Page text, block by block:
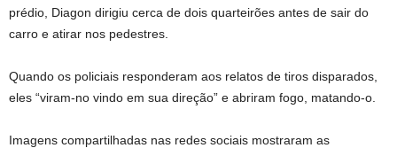
prédio, Diagon dirigiu cerca de dois quarteirões antes de sair do
carro e atirar nos pedestres.
Quando os policiais responderam aos relatos de tiros disparados,
eles “viram-no vindo em sua direção” e abriram fogo, matando-o.
Imagens compartilhadas nas redes sociais mostraram as